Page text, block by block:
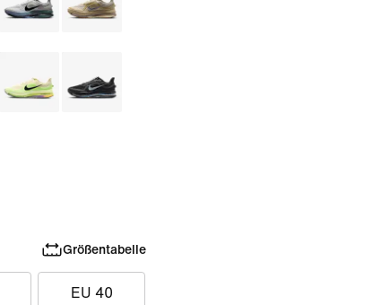
Größentabelle
EU 40